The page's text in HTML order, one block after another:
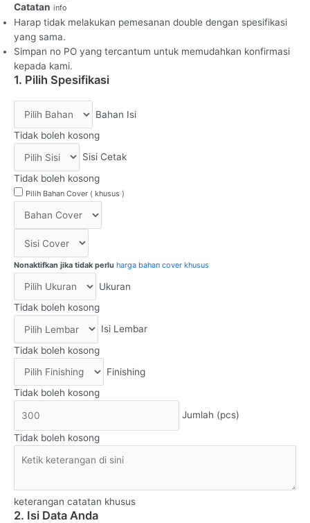
Catatan info
Harap tidak melakukan pemesanan double dengan spesifikasi
yang sama.
Simpan no PO yang tercantum untuk memudahkan konfirmasi
kepada kami.
1. Pilih Spesifikasi
Bahan Isi
Tidak boleh kosong
Sisi Cetak
Tidak boleh kosong
Pilih Bahan Cover ( khusus )
Nonaktifkan jika tidak perlu harga bahan cover khusus
Ukuran
Tidak boleh kosong
Isi Lembar
Tidak boleh kosong
Finishing
Tidak boleh kosong
Jumlah (pcs)
Tidak boleh kosong
keterangan catatan khusus
2. Isi Data Anda